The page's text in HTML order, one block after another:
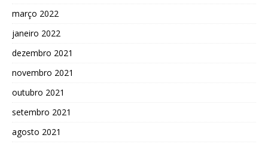
março 2022
janeiro 2022
dezembro 2021
novembro 2021
outubro 2021
setembro 2021
agosto 2021